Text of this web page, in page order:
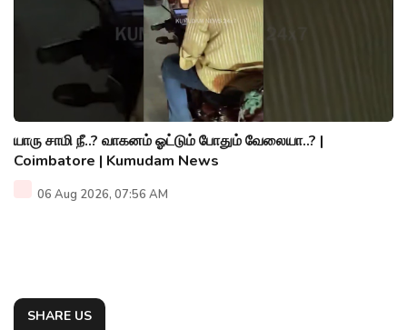
யாரு சாமி நீ..? வாகனம் ஓட்டும் போதும் வேலையா..? |
Coimbatore | Kumudam News
06 Aug 2026, 07:56 AM
SHARE US